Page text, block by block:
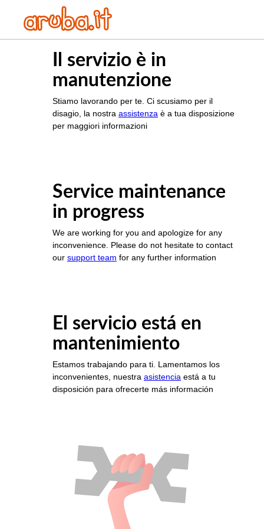
Il servizio è in
manutenzione
Stiamo lavorando per te. Ci scusiamo per il
disagio, la nostra assistenza è a tua disposizione
per maggiori informazioni
Service maintenance
in progress
We are working for you and apologize for any
inconvenience. Please do not hesitate to contact
our support team for any further information
El servicio está en
mantenimiento
Estamos trabajando para ti. Lamentamos los
inconvenientes, nuestra asistencia está a tu
disposición para ofrecerte más información